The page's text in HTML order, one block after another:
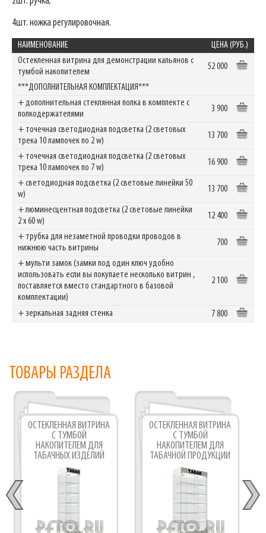
4шт. ножка регулировочная.
НАИМЕНОВАНИЕ
ЦЕНА (РУБ.)
Остекленная витрина для демонстрации кальянов с
тумбой накопителем
52 000
***ДОПОЛНИТЕЛЬНАЯ КОМПЛЕКТАЦИЯ***
+ дополнительная стеклянная полка в комплекте с
полкодержателями
3 900
+ точечная светодиодная подсветка (2 световых
трека 10 лампочек по 2 w)
13 700
+ точечная светодиодная подсветка (2 световых
трека 10 лампочек по 7 w)
16 900
+ светодиодная подсветка (2 световые линейки 50
w)
13 700
+ люминесцентная подсветка (2 световые линейки
2 х 60 w)
12 400
+ трубка для незаметной проводки проводов в
нижнюю часть витрины
700
+ мульти замок (замки под один ключ удобно
использовать если вы покупаете несколько витрин ,
поставляется вместо стандартного в базовой
комплектации)
2 100
+ зеркальная задняя стенка 7 800
ТОВАРЫ РАЗДЕЛА
ОСТЕКЛЕННАЯ ВИТРИНА
С ТУМБОЙ
НАКОПИТЕЛЕМ ДЛЯ
ТАБАЧНЫХ ИЗДЕЛИЙ
ОСТЕКЛЕННАЯ ВИТРИНА
С ТУМБОЙ
НАКОПИТЕЛЕМ ДЛЯ
ТАБАЧНОЙ ПРОДУКЦИИ